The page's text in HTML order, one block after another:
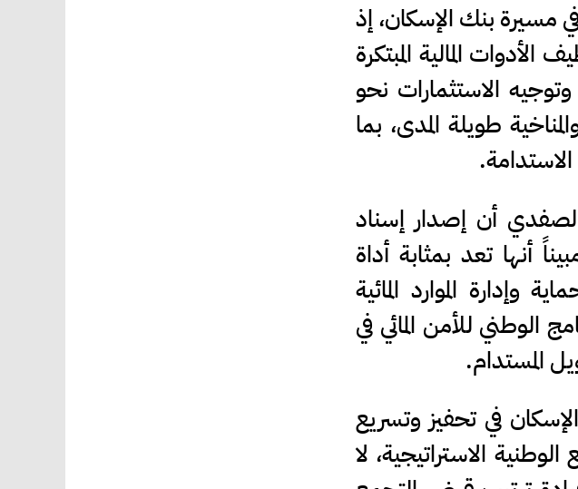
مسيرة بنك الإسكان، إذ
المالية المبتكرة
الاستثمارات نحو
طويلة المدى، بما
أن إصدار إسناد
أنها تعد بمثابة أداة
وإدارة الموارد المائية
الوطني للأمن المائي في
المستدام.
في تحفيز وتسريع
الاستراتيجية، لا